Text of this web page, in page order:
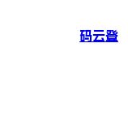
码云登